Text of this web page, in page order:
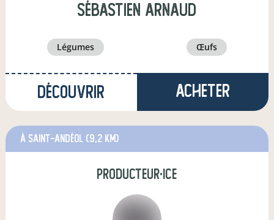
Sébastien ARNAUD
légumes œufs
Découvrir Acheter
à Saint-Andéol (9,2 km)
producteur·ice